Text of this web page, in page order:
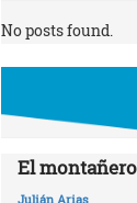
No posts found.
El
Julián Arias